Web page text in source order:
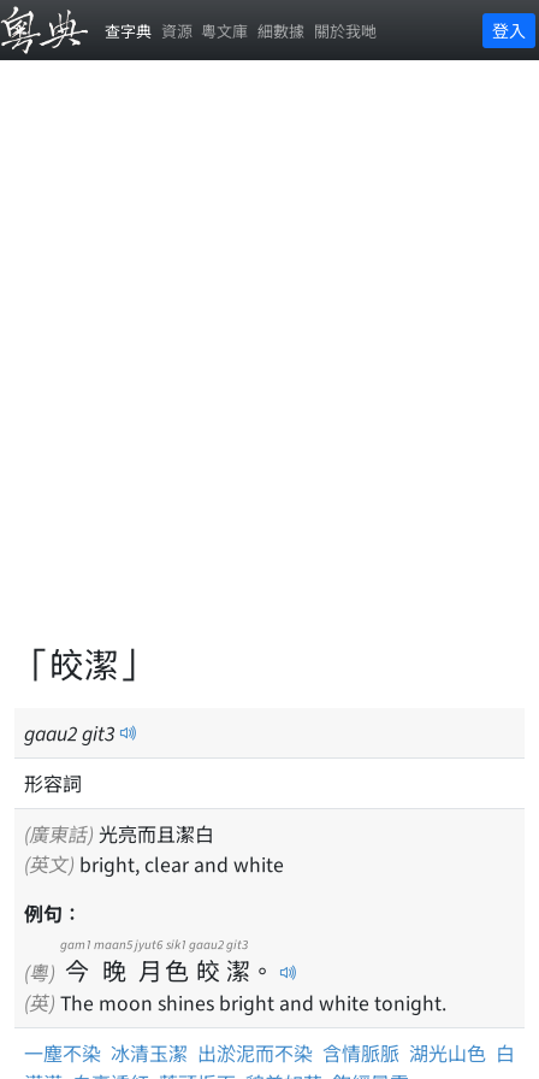
查字典 資源 粵文庫 細數據 關於我哋 登入
「皎潔」
gaau2git3
形容詞
(廣東話) 光亮而且潔白
(英文) bright, clear and white
例句：
(粵) 今
gam1
晚
maan5
月
jyut6
色
sik1
皎
gaau2
潔
git3
。
(英) The moon shines bright and white tonight.
一塵不染 冰清玉潔 出淤泥而不染 含情脈脈 湖光山色 白